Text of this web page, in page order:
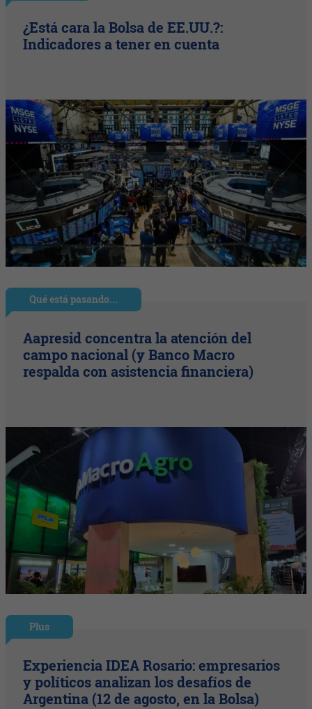
¿Está cara la Bolsa de EE.UU.?:
Indicadores a tener en cuenta
Qué está pasando...
Aapresid concentra la atención del
campo nacional (y Banco Macro
respalda con asistencia financiera)
Plus
Experiencia IDEA Rosario: empresarios
y políticos analizan los desafíos de
Argentina (12 de agosto, en la Bolsa)